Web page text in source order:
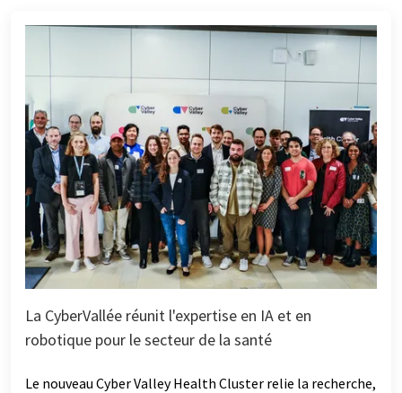
La CyberVallée réunit l'expertise en IA et en
robotique pour le secteur de la santé
Le nouveau Cyber Valley Health Cluster relie la recherche,